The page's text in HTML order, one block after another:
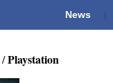
News
/Playstation